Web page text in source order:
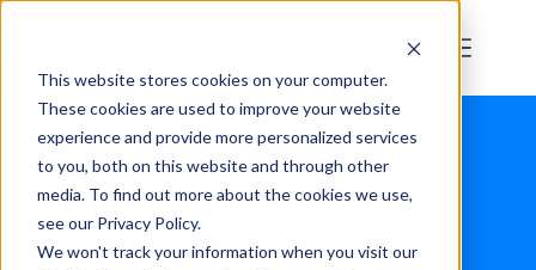
This website stores cookies on your computer.
These cookies are used to improve your website
experience and provide more personalized services
to you, both on this website and through other
media. To find out more about the cookies we use,
see our Privacy Policy.
We won't track your information when you visit our